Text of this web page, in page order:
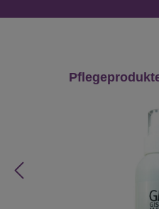
Produktgalerie